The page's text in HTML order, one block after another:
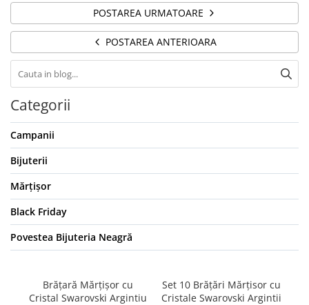
POSTAREA URMATOARE
POSTAREA ANTERIOARA
Categorii
Campanii
Bijuterii
Mărțișor
Black Friday
Povestea Bijuteria Neagră
Brățară Mărțișor cu
Cristal Swarovski Argintiu
Set 10 Brățări Mărțisor cu
Cristale Swarovski Argintii